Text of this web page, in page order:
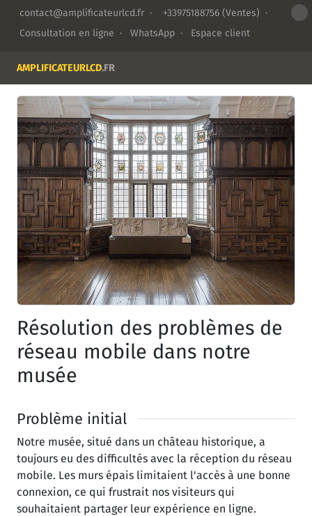
contact@amplificateurlcd.fr · +33975188756 (Ventes) ·
Consultation en ligne · WhatsApp · Espace client
AMPLIFICATEURLCD.FR
Résolution des problèmes de
réseau mobile dans notre
musée
Problème initial
Notre musée, situé dans un château historique, a
toujours eu des difficultés avec la réception du réseau
mobile. Les murs épais limitaient l'accès à une bonne
connexion, ce qui frustrait nos visiteurs qui
souhaitaient partager leur expérience en ligne.